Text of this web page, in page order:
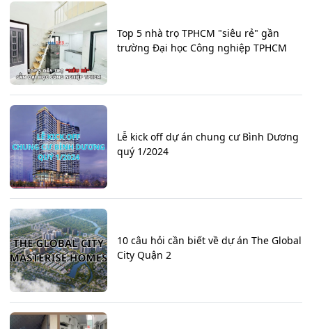
Top 5 nhà trọ TPHCM "siêu rẻ" gần
trường Đại học Công nghiệp TPHCM
Lễ kick off dự án chung cư Bình Dương
quý 1/2024
10 câu hỏi cần biết về dự án The Global
City Quận 2